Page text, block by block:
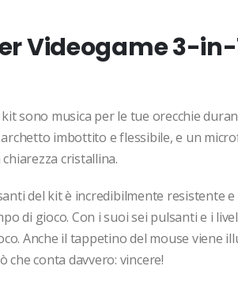
Videogame 3-in-
sono musica per le tue orecchie
imbottito e flessibile, e un
cristallina.
del kit è incredibilmente resistente
di gioco. Con i suoi sei pulsanti e i
Anche il tappetino del mouse viene
che conta davvero: vincere!